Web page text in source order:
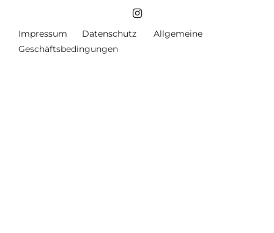
Impressum Datenschutz
Allgemeine
Geschäftsbedingungen